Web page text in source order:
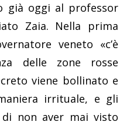
già oggi al professor
Zaia. Nella prima
veneto «c’è
delle zone rosse
viene bollinato e
irrituale, e gli
non aver mai visto